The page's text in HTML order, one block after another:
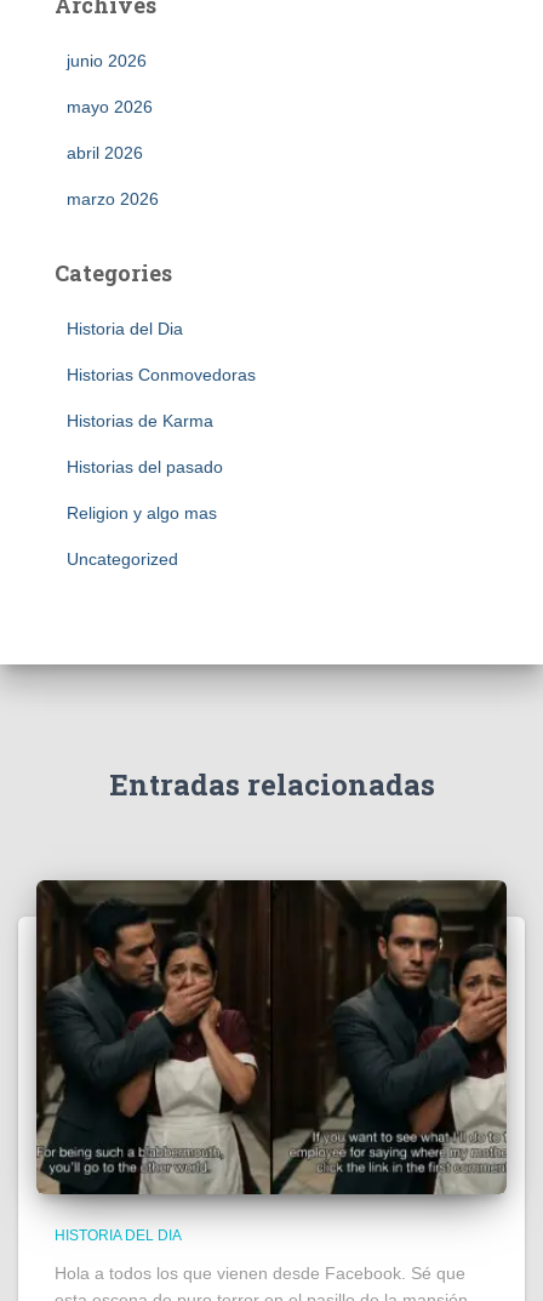
junio 2026
mayo 2026
abril 2026
marzo 2026
Categories
Historia del Dia
Historias Conmovedoras
Historias de Karma
Historias del pasado
Religion y algo mas
Uncategorized
Entradas relacionadas
HISTORIA DEL DIA
Hola a todos los que vienen desde Facebook. Sé que